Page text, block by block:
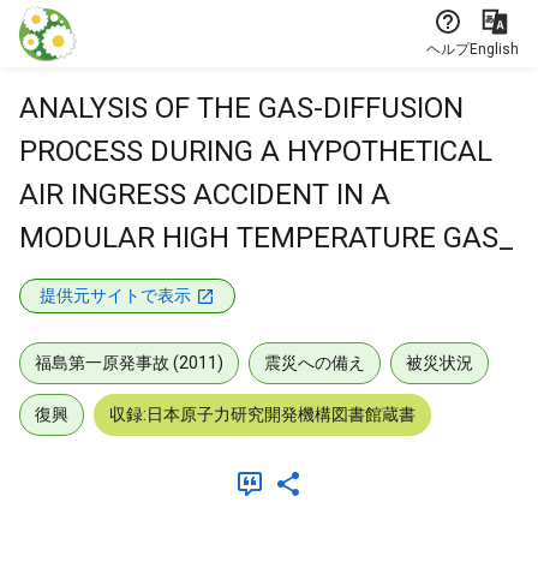
本文に飛ぶ
ヘルプEnglish
ANALYSIS OF THE GAS-DIFFUSION
PROCESS DURING A HYPOTHETICAL
AIR INGRESS ACCIDENT IN A
MODULAR HIGH TEMPERATURE GAS_
提供元サイトで表示
福島第一原発事故 (2011) 震災への備え 被災状況
復興 収録:日本原子力研究開発機構図書館蔵書